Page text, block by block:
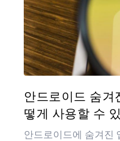
안드로이드 숨겨
떻게 사용할 수
안드로이드에 숨겨진